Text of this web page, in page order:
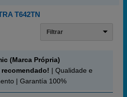
T642TN
Filtrar
(Marca Própria)
| Qualidade e
| Garantía 100%